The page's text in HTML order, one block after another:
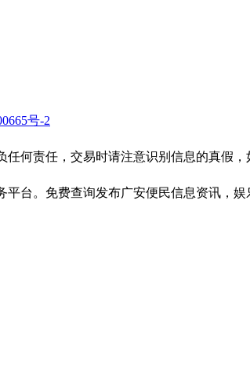
号-2
何责任，交易时请注意识别信息的真假，
台。免费查询发布广安便民信息资讯，